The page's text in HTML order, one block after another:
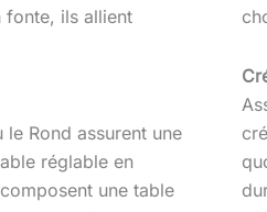
ils allient
Rond assurent une
réglable en
une table